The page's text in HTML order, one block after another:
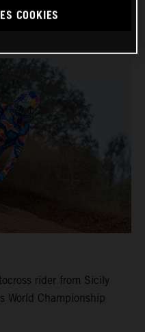
rider from Sicily
World Championship
COOKIES